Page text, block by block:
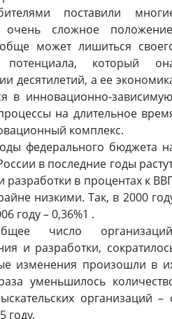
поставили
сложное
может лишиться
потенциала, который
десятилетий, а ее
в инновационно-
на длительное
комплекс.
федерального бюджета
в последние годы
разработки в процентах к
низкими. Так, в 2000
году – 0,36%1 .
число
и разработки,
изменения произошли в
уменьшилось
организаций –
году.